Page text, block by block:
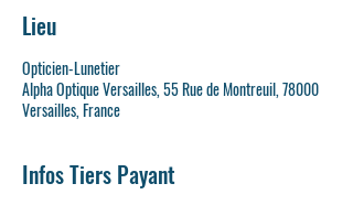
Lieu
Opticien-Lunetier
Alpha Optique Versailles, 55 Rue de Montreuil, 78000
Versailles, France
Infos Tiers Payant